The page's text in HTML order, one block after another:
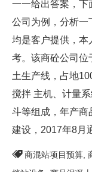
一一给出答案，下
公司为例，分析一
均是客户提供，本
考。该商砼公司位
土生产线，占地
搅拌 主机、计量
斗等组成，年产商
建设，2017年8月
商混站项目预算